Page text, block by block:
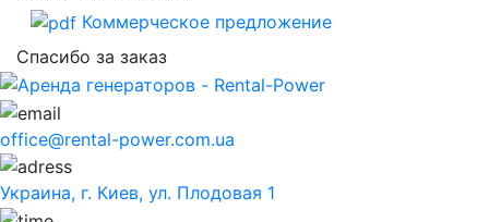
Коммерческое предложение
Спасибо за заказ
office@rental-power.com.ua
Украина, г. Киев, ул. Плодовая 1